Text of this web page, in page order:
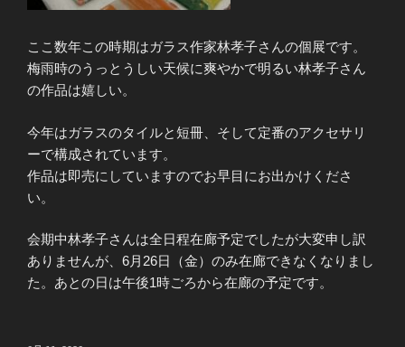
ここ数年この時期はガラス作家林孝子さんの個展です。
梅雨時のうっとうしい天候に爽やかで明るい林孝子さん
の作品は嬉しい。
今年はガラスのタイルと短冊、そして定番のアクセサリ
ーで構成されています。
作品は即売にしていますのでお早目にお出かけくださ
い。
会期中林孝子さんは全日程在廊予定でしたが大変申し訳
ありませんが、6月26日（金）のみ在廊できなくなりまし
た。あとの日は午後1時ごろから在廊の予定です。